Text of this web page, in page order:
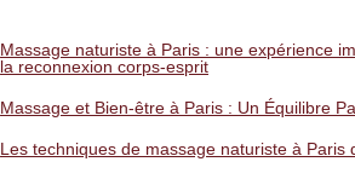
Massage naturiste à Paris : une expérience
la reconnexion corps-esprit
Massage et Bien-être à Paris : Un Équilibre
Les techniques de massage naturiste à Paris